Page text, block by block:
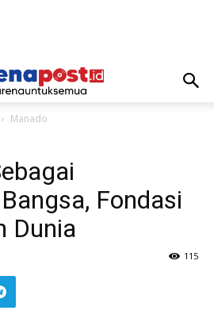
Manado
Fondasi
Dunia
115